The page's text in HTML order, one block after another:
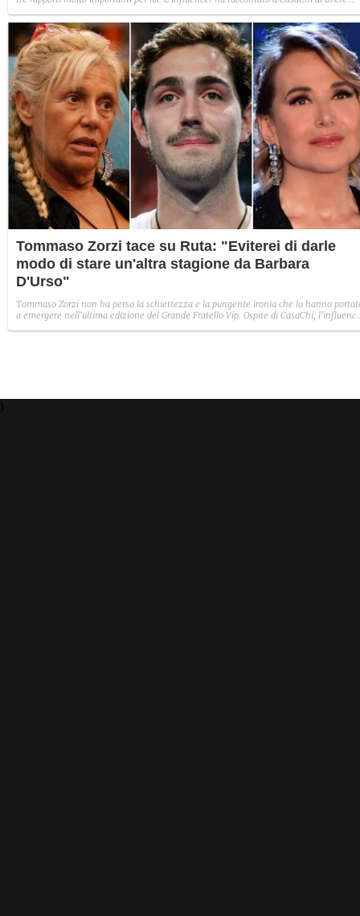
Poi, ha ricevuto una telefonata da Elettra Lamborghini.
Tommaso Zorzi tace su Ruta: "Eviterei di darle
modo di stare un'altra stagione da Barbara
D'Urso"
Tommaso Zorzi non ha perso la schiettezza e la pungente ironia che lo hanno
a emergere nell'ultima edizione del Grande Fratello Vip. Ospite di CasaChi,